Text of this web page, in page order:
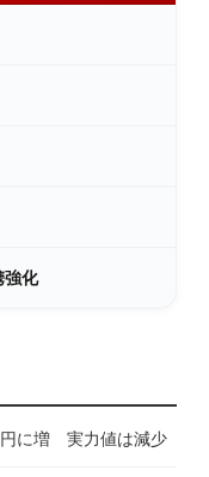
強化
に増 実力値は減少